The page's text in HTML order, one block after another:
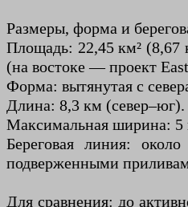
Размеры, форма и
Площадь: 22,45 км² (8,67
(на востоке — проект
Форма: вытянутая с
Длина: 8,3 км (север–юг).
Максимальная ширина: 5
Береговая линия:
подверженными
Для сравнения: до